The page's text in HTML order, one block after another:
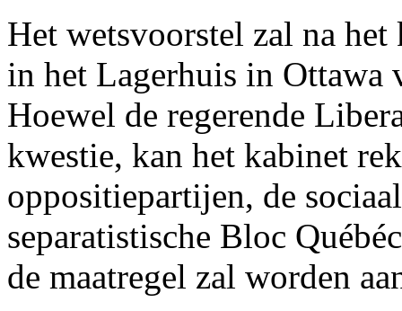
Het wetsvoorstel zal na
in het Lagerhuis in Ottawa
Hoewel de regerende
kwestie, kan het kabinet
oppositiepartijen, de
separatistische Bloc
de maatregel zal worden